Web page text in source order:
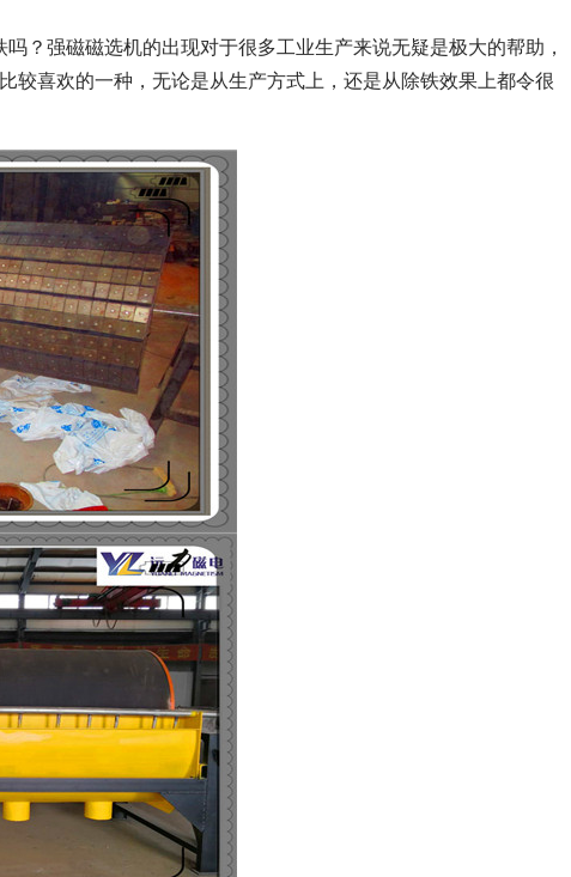
列全磁永磁滚筒
？强磁磁选机的出现对于很多工业生产来说无疑是极大的帮助，
较喜欢的一种，无论是从生产方式上，还是从除铁效果上都令很